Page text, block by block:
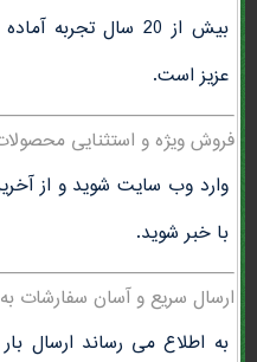
بیش از 20 سال
عزیز است.
فروش ویژه و استثنایی محصولات
وارد وب سایت شوید و از
با خبر شوید.
ارسال سریع و آسان سفارشات
به اطلاع می رساند ارسال